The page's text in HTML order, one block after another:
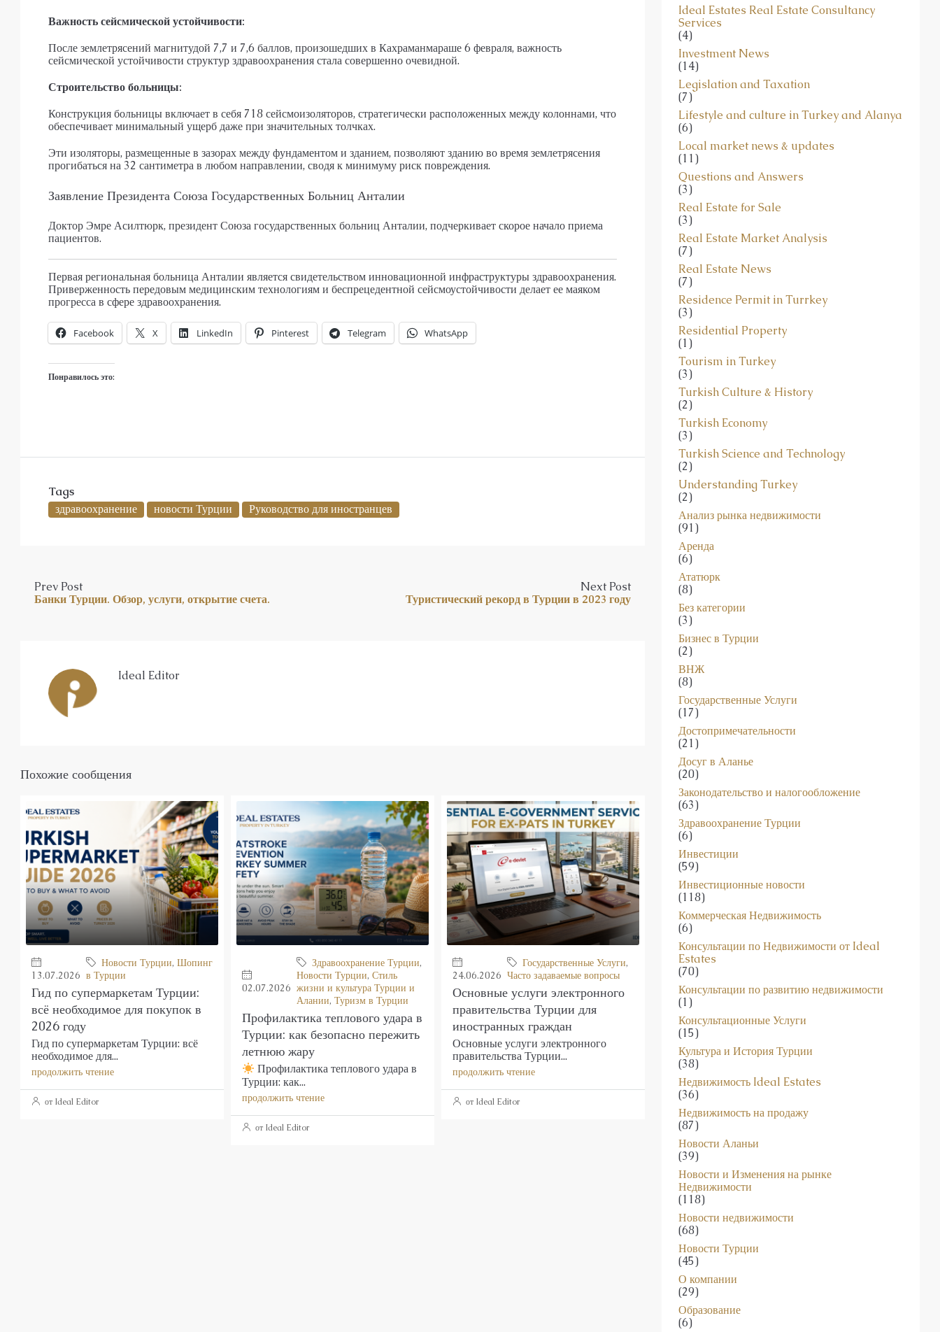
Важность сейсмической устойчивости:
После землетрясений магнитудой 7,7 и 7,6 баллов, произошедших в Кахраманмараше 6 февраля, важность
сейсмической устойчивости структур здравоохранения стала совершенно очевидной.
Строительство больницы:
Конструкция больницы включает в себя 718 сейсмоизоляторов, стратегически расположенных между колоннами, что
обеспечивает минимальный ущерб даже при значительных толчках.
Эти изоляторы, размещенные в зазорах между фундаментом и зданием, позволяют зданию во время землетрясения
прогибаться на 32 сантиметра в любом направлении, сводя к минимуму риск повреждения.
Заявление Президента Союза Государственных Больниц Анталии
Доктор Эмре Асилтюрк, президент Союза государственных больниц Анталии, подчеркивает скорое начало приема
пациентов.
Первая региональная больница Анталии является свидетельством инновационной инфраструктуры здравоохранения.
Приверженность передовым медицинским технологиям и беспрецедентной сейсмоустойчивости делает ее маяком
прогресса в сфере здравоохранения.
Facebook X LinkedIn Pinterest Telegram WhatsApp
Понравилось это:
Tags
здравоохранение
новости Турции Руководство для иностранцев
Prev Post
Банки Турции. Обзор, услуги, открытие счета.
Next Post
Туристический рекорд в Турции в 2023 году
Ideal Editor
Похожие сообщения
13.07.2026
Новости Турции, Шопинг
в Турции
Гид по супермаркетам Турции:
всё необходимое для покупок в
2026 году
Гид по супермаркетам Турции: всё
необходимое для...
продолжить чтение
от Ideal Editor
02.07.2026
Здравоохранение Турции,
Новости Турции, Стиль
жизни и культура Турции и
Алании, Туризм в Турции
Профилактика теплового удара в
Турции: как безопасно пережить
летнюю жару
Профилактика теплового удара в
Турции: как...
продолжить чтение
от Ideal Editor
24.06.2026
Государственные Услуги,
Часто задаваемые вопросы
Основные услуги электронного
правительства Турции для
иностранных граждан
Основные услуги электронного
правительства Турции...
продолжить чтение
от Ideal Editor
Ideal Estates Real Estate Consultancy
Services
(4)
Investment News
(14)
Legislation and Taxation
(7)
Lifestyle and culture in Turkey and Alanya
(6)
Local market news & updates
(11)
Questions and Answers
(3)
Real Estate for Sale
(3)
Real Estate Market Analysis
(7)
Real Estate News
(7)
Residence Permit in Turrkey
(3)
Residential Property
(1)
Tourism in Turkey
(3)
Turkish Culture & History
(2)
Turkish Economy
(3)
Turkish Science and Technology
(2)
Understanding Turkey
(2)
Анализ рынка недвижимости
(91)
Аренда
(6)
Ататюрк
(8)
Без категории
(3)
Бизнес в Турции
(2)
ВНЖ
(8)
Государственные Услуги
(17)
Достопримечательности
(21)
Досуг в Аланье
(20)
Законодательство и налогообложение
(63)
Здравоохранение Турции
(6)
Инвестиции
(59)
Инвестиционные новости
(118)
Коммерческая Недвижимость
(6)
Консультации по Недвижимости от Ideal
Estates
(70)
Консультации по развитию недвижимости
(1)
Консультационные Услуги
(15)
Культура и История Турции
(38)
Недвижимость Ideal Estates
(36)
Недвижимость на продажу
(87)
Новости Аланьи
(39)
Новости и Изменения на рынке
Недвижимости
(118)
Новости недвижимости
(68)
Новости Турции
(45)
О компании
(29)
Образование
(6)